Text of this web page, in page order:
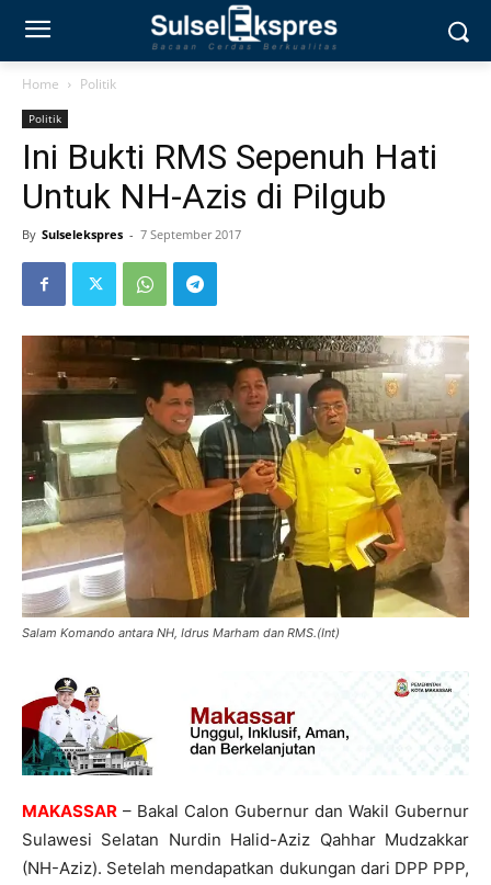
Home Politik
Politik
Ini Bukti RMS Sepenuh Hati
Untuk NH-Azis di Pilgub
By Sulselekspres - 7 September 2017
Salam Komando antara NH, Idrus Marham dan RMS.(Int)
MAKASSAR – Bakal Calon Gubernur dan Wakil Gubernur
Sulawesi Selatan Nurdin Halid-Aziz Qahhar Mudzakkar
(NH-Aziz). Setelah mendapatkan dukungan dari DPP PPP,